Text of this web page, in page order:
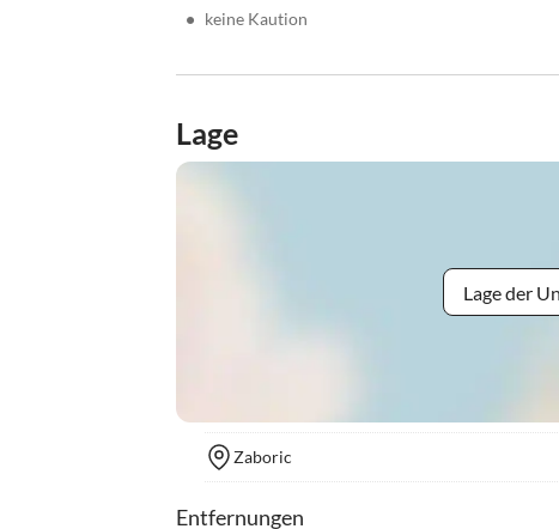
• keine Kaution
Lage
Lage der
Zaboric
Entfernungen